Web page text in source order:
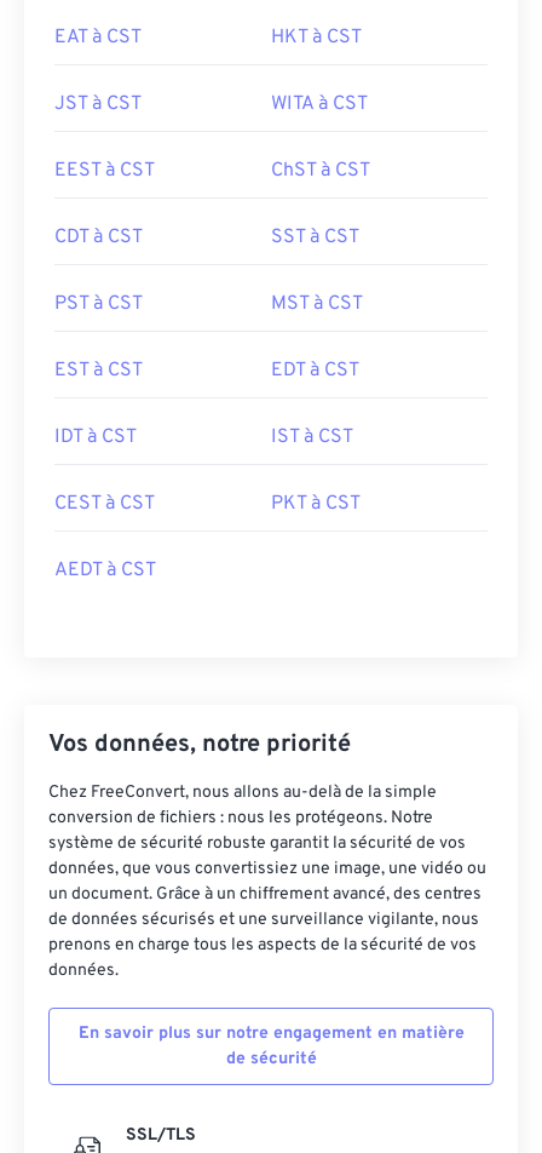
EAT à CST HKT à CST
JST à CST WITA à CST
EEST à CST ChST à CST
CDT à CST SST à CST
PST à CST MST à CST
EST à CST EDT à CST
IDT à CST IST à CST
CEST à CST PKT à CST
AEDT à CST
Vos données, notre priorité
Chez FreeConvert, nous allons au-delà de la simple
conversion de fichiers : nous les protégeons. Notre
système de sécurité robuste garantit la sécurité de vos
données, que vous convertissiez une image, une vidéo ou
un document. Grâce à un chiffrement avancé, des centres
de données sécurisés et une surveillance vigilante, nous
prenons en charge tous les aspects de la sécurité de vos
données.
En savoir plus sur notre engagement en matière
de sécurité
SSL/TLS